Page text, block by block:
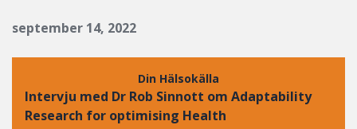
september 14, 2022